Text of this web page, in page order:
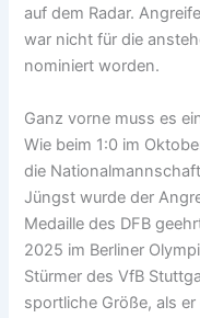
auf dem Radar.
war nicht für die
nominiert worden.
Ganz vorne muss es
Wie beim 1:0 im
die
Jüngst wurde der
Medaille des DFB
2025 im Berliner
Stürmer des VfB
sportliche Größe, als